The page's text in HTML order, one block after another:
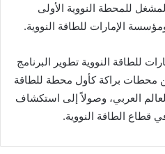
للمحطة النووية الأولى
الإمارات للطاقة النووية.
للطاقة النووية تطوير البرنامج
محطات براكة كأول محطة للطاقة
العربي، وصولاً إلى استكشاف
قطاع الطاقة النووية.